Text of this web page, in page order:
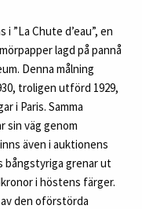
”La Chute d’eau”, en
lagd på pannå
Denna målning
troligen utförd 1929,
i Paris. Samma
sin väg genom
även i auktionens
bångstyriga grenar ut
i höstens färger.
den oförstörda